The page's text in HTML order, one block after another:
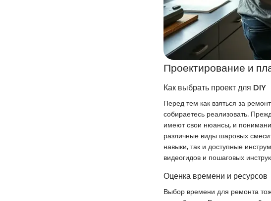
Проектирование и
Как выбрать проект для DIY
Перед тем как взяться за
собираетесь реализовать.
имеют свои нюансы, и
различные виды шаровых
навыки, так и доступные
видеогидов и пошаговых
Оценка времени и ресурсов
Выбор времени для ремонта